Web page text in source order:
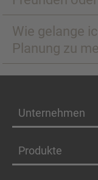
Wie gelange
Planung zu
Unternehmen
Produkte